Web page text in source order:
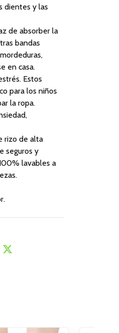
dientes y las
de absorber la
bandas
en casa.
Estos
para los niños
la ropa.
rizo de alta
seguros y
lavables a